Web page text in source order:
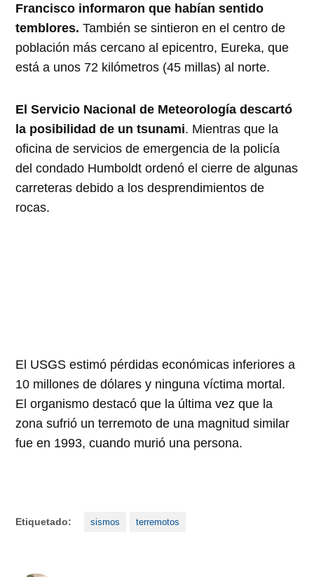
Francisco informaron que habían sentido
temblores.También se sintieron en el centro de
población más cercano al epicentro, Eureka, que
está a unos 72 kilómetros (45 millas) al norte.
El Servicio Nacional de Meteorología descartó
la posibilidad de un tsunami. Mientras que la
oficina de servicios de emergencia de la policía
del condado Humboldt ordenó el cierre de algunas
carreteras debido a los desprendimientos de
rocas.
El USGS estimó pérdidas económicas inferiores a
10 millones de dólares y ninguna víctima mortal.
El organismo destacó que la última vez que la
zona sufrió un terremoto de una magnitud similar
fue en 1993, cuando murió una persona.
Etiquetado: sismos terremotos